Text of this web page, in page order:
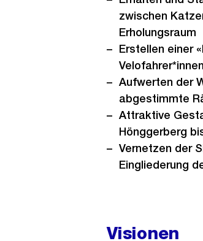
zwischen
Erholungsraum
Erstellen einer
Aufwerten der
abgestimmte
Attraktive
Hönggerberg
Vernetzen der
Eingliederung
Visionen